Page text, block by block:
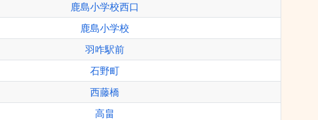
鹿島小学校西口
鹿島小学校
羽咋駅前
石野町
西藤橋
高畠